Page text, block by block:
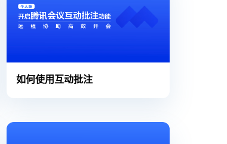
如何使用互动批注